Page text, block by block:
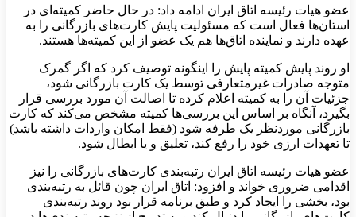
عضو هیات رئیسه اتاق ایران ادامه داد: در حال حاضر کمیته‌ای در
استان‌ها فعال است که مسئولیت پایش کارت‌های بازرگانی را به
عهده دارند و نماینده اتاق‌ها هم یک عضو از این کمیته‌ها هستند.
او روند پایش کمیته پایش را اینگونه توصیف کرد که اگر گمرک
متوجه صادرات غیرمتعارفی توسط یک کارت بازرگانی شود،
جزئیات آن را به کمیته اعلام کرده تا اصالت آن مورد بررسی قرار
بگیرد، آنگاه بر اساس این بررسی‌ها کمیته مشخص می‌کند که کارت
بازرگانی موردنظر یک طرفه شود (فقط امکان واردات داشته باشد)
تا تعهدات ارزی خود را رفع کند، تعلیق و یا ابطال شود.
عضو هیات رئیسه اتاق ایران رتبه‌بندی کارت‌های بازرگانی را نیز
اقدامی ضروری خواند و افزود: اتاق ایران چون قائل به رتبه‌بندی
بود، بخشی را ایجاد کرد و طبق برنامه قرار بود روند رتبه‌بندی